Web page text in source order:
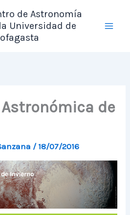
de Astronomía
Universidad de
de
/ 18/07/2016